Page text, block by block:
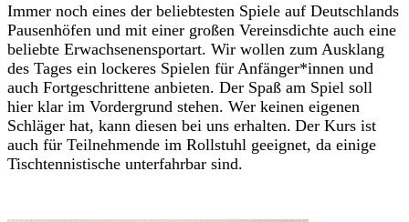
Immer noch eines der beliebtesten Spiele auf Deutschlands
Pausenhöfen und mit einer großen Vereinsdichte auch eine
beliebte Erwachsenensportart. Wir wollen zum Ausklang
des Tages ein lockeres Spielen für Anfänger*innen und
auch Fortgeschrittene anbieten. Der Spaß am Spiel soll
hier klar im Vordergrund stehen. Wer keinen eigenen
Schläger hat, kann diesen bei uns erhalten. Der Kurs ist
auch für Teilnehmende im Rollstuhl geeignet, da einige
Tischtennistische unterfahrbar sind.